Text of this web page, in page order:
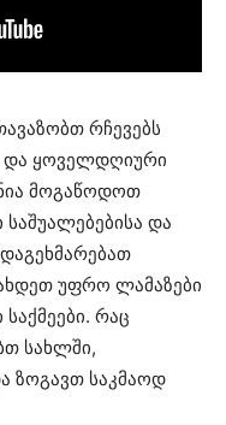
რჩევებს
და ყოველდღიური
მოგაწოდოთ
და
უფრო ლამაზები
რაც
სახლში,
ზოგავთ საკმაოდ